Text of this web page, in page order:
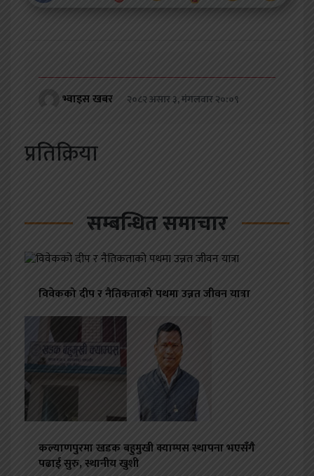
भ्वाइस खबर २०८२ असार ३, मंगलवार २०:०९
प्रतिक्रिया
सम्बन्धित समाचार
विवेकको दीप र नैतिकताको पथमा उन्नत जीवन यात्रा
कल्याणपुरमा खडक बहुमुखी क्याम्पस स्थापना भएसँगै
पढाई सुरु, स्थानीय खुशी